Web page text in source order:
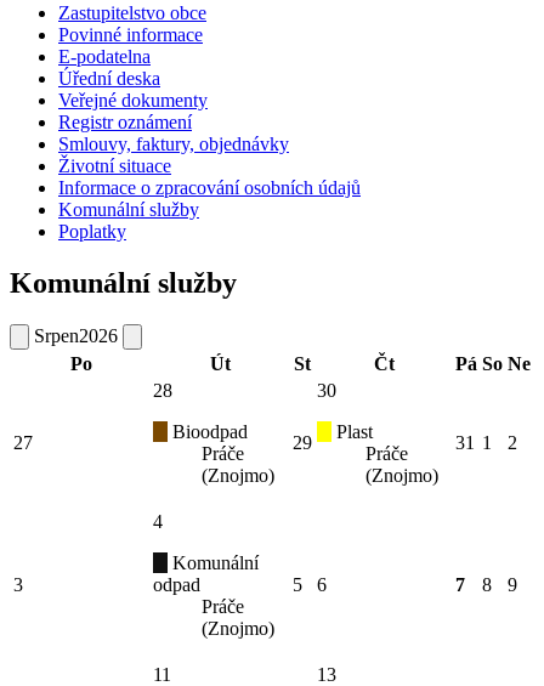
Zastupitelstvo obce
Povinné informace
E-podatelna
Úřední deska
Veřejné dokumenty
Registr oznámení
Smlouvy, faktury, objednávky
Životní situace
Informace o zpracování osobních údajů
Komunální služby
Poplatky
Komunální služby
Srpen2026
Po
Út St Čt Pá So Ne
27
28
Bioodpad
Práče
(Znojmo)
29
30
Plast
Práče
(Znojmo)
31 1 2
3
4
Komunální
odpad
Práče
(Znojmo)
5 6 7 8 9
11
13